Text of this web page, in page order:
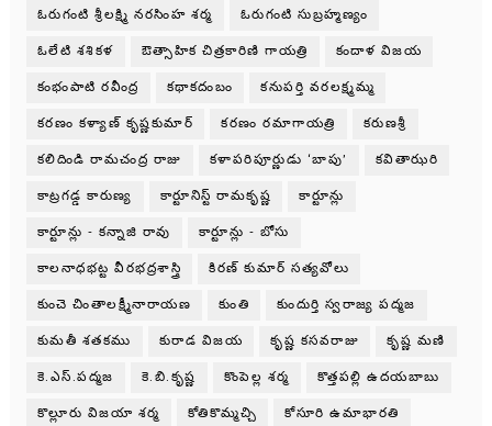
ఓరుగంటి శ్రీలక్ష్మి నరసింహ శర్మ ఓరుగంటి సుబ్రహ్మణ్యం
ఓలేటి శశికళ ఔత్సాహిక చిత్రకారిణి గాయత్రి కందాళ విజయ
కంభంపాటి రవీంద్ర కథాకదంబం కనుపర్తి వరలక్ష్మమ్మ
కరణం కళ్యాణ్ కృష్ణకుమార్ కరణం రమాగాయత్రి కరుణశ్రీ
కలిదిండి రామచంద్ర రాజు కళాపరిపూర్ణుడు ‘బాపు’ కవితాఝరి
కాట్రగడ్డ కారుణ్య కార్టూనిస్ట్ రామకృష్ణ కార్టూన్లు
కార్టూన్లు - కన్నాజి రావు కార్టూన్లు - బోసు
కాలనాధభట్ట వీరభద్రశాస్త్రి కిరణ్ కుమార్ సత్యవోలు
కుంచె చింతాలక్ష్మీనారాయణ కుంతి కుందుర్తి స్వరాజ్య పద్మజ
కుమతీ శతకము కురాడ విజయ కృష్ణ కసవరాజు కృష్ణ మణి
కె.ఎస్.పద్మజ కె.బి.కృష్ణ కొంపెల్ల శర్మ కొత్తపల్లి ఉదయబాబు
కొల్లూరు విజయా శర్మ కోతికొమ్మచ్చి కోసూరి ఉమాభారతి